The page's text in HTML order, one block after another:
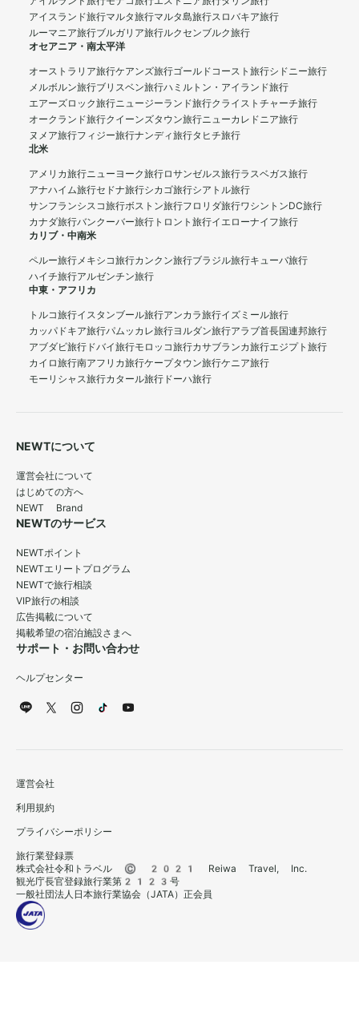
アイスランド旅行マルタ旅行マルタ島旅行スロバキア旅行
ルーマニア旅行ブルガリア旅行ルクセンブルク旅行
オセアニア・南太平洋
オーストラリア旅行ケアンズ旅行ゴールドコースト旅行シドニー旅行
メルボルン旅行ブリスベン旅行ハミルトン・アイランド旅行
エアーズロック旅行ニュージーランド旅行クライストチャーチ旅行
オークランド旅行クイーンズタウン旅行ニューカレドニア旅行
ヌメア旅行フィジー旅行ナンディ旅行タヒチ旅行
北米
アメリカ旅行ニューヨーク旅行ロサンゼルス旅行ラスベガス旅行
アナハイム旅行セドナ旅行シカゴ旅行シアトル旅行
サンフランシスコ旅行ボストン旅行フロリダ旅行ワシントンDC旅行
カナダ旅行バンクーバー旅行 トロント旅行イエローナイフ旅行
カリブ・中南米
ペルー旅行メキシコ旅行カンクン旅行ブラジル旅行キューバ旅行
ハイチ旅行アルゼンチン旅行
中東・アフリカ
トルコ旅行イスタンブール旅行アンカラ旅行イズミール旅行
カッパドキア旅行パムッカレ旅行ヨルダン旅行アラブ首長国連邦旅行
アブダビ旅行 ドバイ旅行モロッコ旅行カサブランカ旅行エジプト旅行
カイロ旅行南アフリカ旅行ケープタウン旅行ケニア旅行
モーリシャス旅行カタール旅行 ドーハ旅行
NEWTについて
運営会社について
はじめての方へ
NEWT Brand
NEWTのサービス
NEWTポイント
NEWTエリートプログラム
NEWTで旅行相談
VIP旅行の相談
広告掲載について
掲載希望の宿泊施設さまへ
サポート・お問い合わせ
ヘルプセンター
運営会社
利用規約
プライバシーポリシー
旅行業登録票
株式会社令和トラベル © 2021 Reiwa Travel, Inc.
観光庁長官登録旅行業第2123号
一般社団法人日本旅行業協会（JATA）正会員